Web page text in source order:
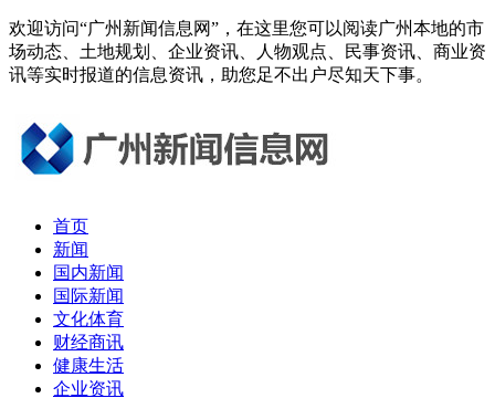
欢迎访问“广州新闻信息网”，在这里您可以阅读广州本地的市
场动态、土地规划、企业资讯、人物观点、民事资讯、商业资
讯等实时报道的信息资讯，助您足不出户尽知天下事。
首页
新闻
国内新闻
国际新闻
文化体育
财经商讯
健康生活
企业资讯